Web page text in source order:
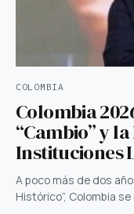
COLOMBIA
Colombia
“Cambio” y
Instituciones
A poco más de dos
Histórico”, Colombia